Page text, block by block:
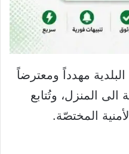
مهدداً ومعترضاً
المنزل، وتُتابع
المختصّة.